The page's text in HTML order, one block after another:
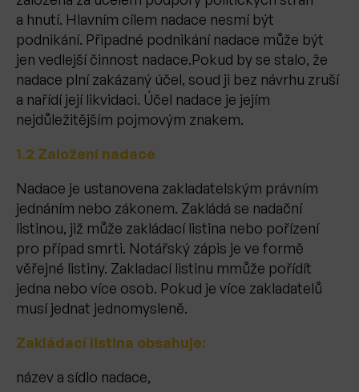
a hnutí. Hlavním cílem nadace nesmí být
podnikání. Připadné podnikání nadace může být
jen vedlejší činnost nadace.Pokud by se stalo, že
nadace plní zakázaný účel, soud ji bez návrhu zruší
a nařídí její likvidaci. Účel nadace je jejím
nejdůležitějším pojmovým znakem.
1.2 Založení nadace
Nadace je ustanovena zakladatelským právním
jednáním nebo zákonem. Zakládá se nadační
listinou, již může zakládací listina nebo pořízení
pro případ smrti. Notářský zápis je ve formě
věřejné listiny. Zakladací listinu mmůže pořídít
jedna nebo více osob. Pokud je více zakladatelů
musí jednat jednomysleně.
Zakládací listina obsahuje:
název a sídlo nadace,